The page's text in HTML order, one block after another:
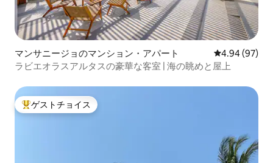
マンサニージョのマンション・アパート レビュー97
4.94 (97)
ラビエオラスアルタスの豪華な客室 | 海の眺めと屋上
大好評のゲストチョイスです。
ゲストチョイス